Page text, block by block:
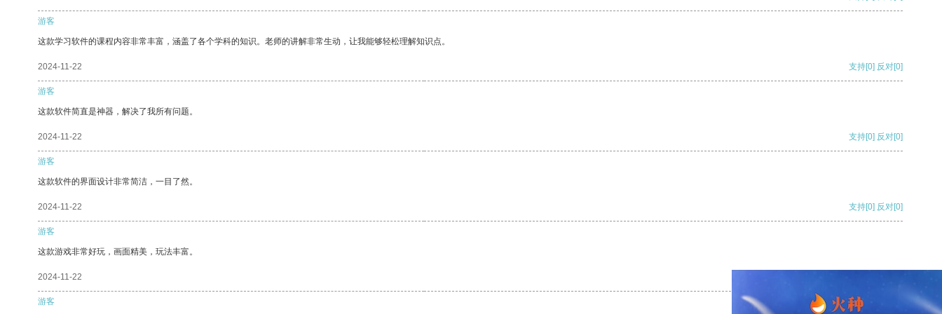
游客
这款学习软件的课程内容非常丰富，涵盖了各个学科的知识。老师的讲解非常生动，让我能够轻松理解知识点。
2024-11-22 支持[0] 反对[0]
游客
这款软件简直是神器，解决了我所有问题。
2024-11-22 支持[0] 反对[0]
游客
这款软件的界面设计非常简洁，一目了然。
2024-11-22 支持[0] 反对[0]
游客
这款游戏非常好玩，画面精美，玩法丰富。
2024-11-22
游客